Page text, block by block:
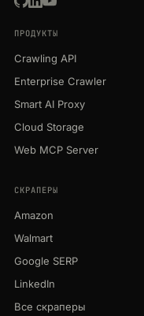
ПРОДУКТЫ
Crawling API
Enterprise Crawler
Smart AI Proxy
Cloud Storage
Web MCP Server
СКРАПЕРЫ
Amazon
Walmart
Google SERP
LinkedIn
Все скраперы